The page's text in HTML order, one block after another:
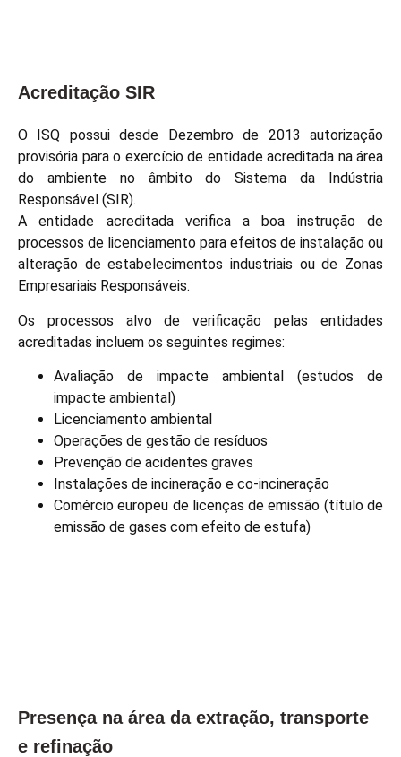
Acreditação SIR
O ISQ possui desde Dezembro de 2013 autorização
provisória para o exercício de entidade acreditada na área
do ambiente no âmbito do Sistema da Indústria
Responsável (SIR).
A entidade acreditada verifica a boa instrução de
processos de licenciamento para efeitos de instalação ou
alteração de estabelecimentos industriais ou de Zonas
Empresariais Responsáveis.
Os processos alvo de verificação pelas entidades
acreditadas incluem os seguintes regimes:
Avaliação de impacte ambiental (estudos de
impacte ambiental)
Licenciamento ambiental
Operações de gestão de resíduos
Prevenção de acidentes graves
Instalações de incineração e co-incineração
Comércio europeu de licenças de emissão (título de
emissão de gases com efeito de estufa)
Presença na área da extração, transporte
e refinação